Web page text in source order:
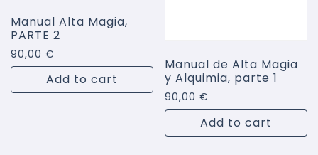
Manual Alta Magia,
PARTE 2
90,00 €
Add to cart
Manual de Alta Magia
y Alquimia, parte 1
90,00€
Add to cart